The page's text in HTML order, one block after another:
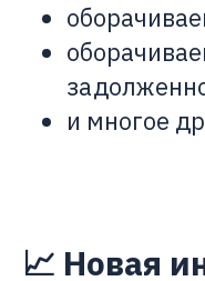
и многое
📈 Новая